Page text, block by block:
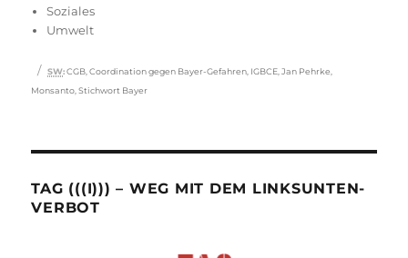
Soziales
Umwelt
Schlagwörter
SW: CGB ,Coordination gegen Bayer-Gefahren IGBCE ,Jan Pehrke
Monsanto ,Stichwort Bayer
TAG (((I))) – WEG MIT DEM LINKSUNTEN-
VERBOT